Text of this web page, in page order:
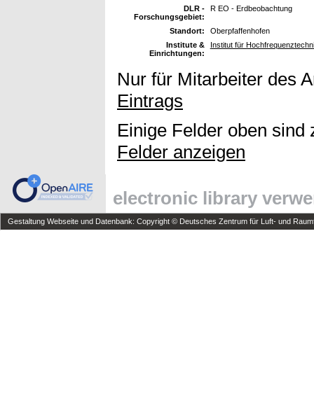
DLR -
Forschungsgebiet:
R EO - Erdbeobachtung
Standort:
Oberpfaffenhofen
Institute &
Einrichtungen:
Institut für
Nur für Mitarbeiter des
Eintrags
Einige Felder oben
Felder anzeigen
electronic library
Gestaltung Webseite und Datenbank: Copyright © Deutsches Zentrum für Luft- und